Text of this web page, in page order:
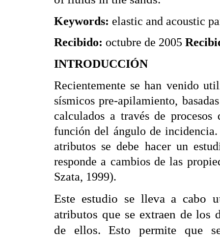
Keywords: elastic and acoustic
Recibido: octubre de 2005
INTRODUCCIÓN
Recientemente se han venido
sísmicos pre-apilamiento,
calculados a través de
función del ángulo de
atributos se debe hacer un
responde a cambios de las
Szata, 1999).
Este estudio se lleva a cabo
atributos que se extraen de los
de ellos. Esto permite que